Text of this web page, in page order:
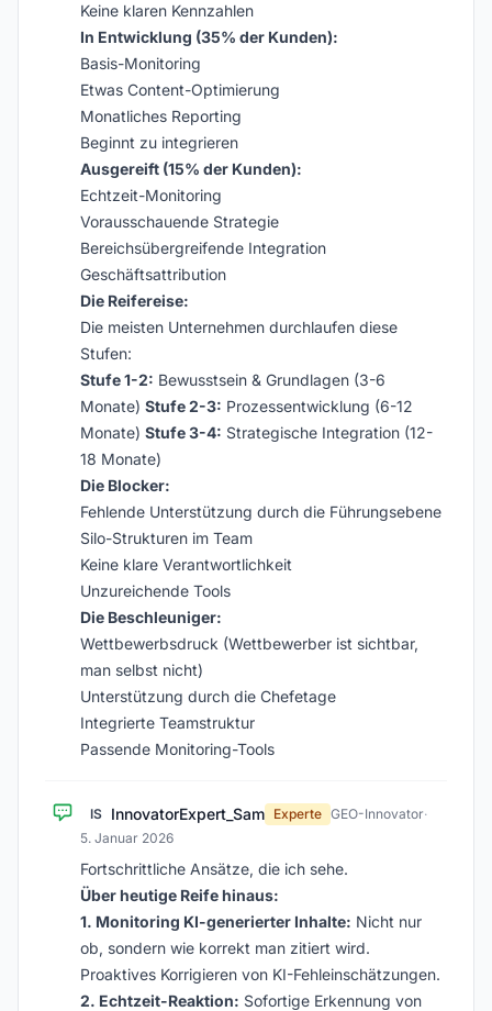
Keine klaren Kennzahlen
In Entwicklung (35% der Kunden):
Basis-Monitoring
Etwas Content-Optimierung
Monatliches Reporting
Beginnt zu integrieren
Ausgereift (15% der Kunden):
Echtzeit-Monitoring
Vorausschauende Strategie
Bereichsübergreifende Integration
Geschäftsattribution
Die Reifereise:
Die meisten Unternehmen durchlaufen diese
Stufen:
Stufe 1-2: Bewusstsein & Grundlagen (3-6
Monate) Stufe 2-3: Prozessentwicklung (6-12
Monate) Stufe 3-4: Strategische Integration (12-
18 Monate)
Die Blocker:
Fehlende Unterstützung durch die Führungsebene
Silo-Strukturen im Team
Keine klare Verantwortlichkeit
Unzureichende Tools
Die Beschleuniger:
Wettbewerbsdruck (Wettbewerber ist sichtbar,
man selbst nicht)
Unterstützung durch die Chefetage
Integrierte Teamstruktur
Passende Monitoring-Tools
IS InnovatorExpert_Sam Experte GEO-Innovator·
5. Januar 2026
Fortschrittliche Ansätze, die ich sehe.
Über heutige Reife hinaus:
1. Monitoring KI-generierter Inhalte: Nicht nur
ob, sondern wie korrekt man zitiert wird.
Proaktives Korrigieren von KI-Fehleinschätzungen.
2. Echtzeit-Reaktion: Sofortige Erkennung von